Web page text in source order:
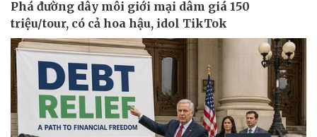
Văn hóa
Sân khấu - Điện ảnh
Văn học
Âm nhạc
Di sản
Giải trí
Nghệ sĩ
Thời trang
Sao Việt